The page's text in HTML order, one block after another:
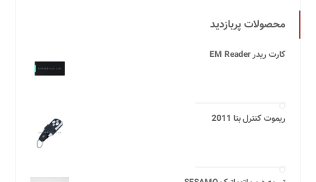
محصولات پربازدید
کارت ریدر EM Reader
ریموت کنترل بتا 2011